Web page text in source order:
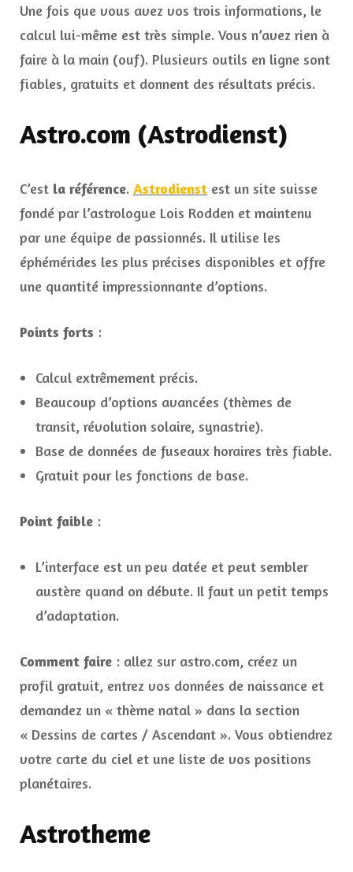
Une fois que vous avez vos trois informations, le
calcul lui-même est très simple. Vous n’avez rien à
faire à la main (ouf). Plusieurs outils en ligne sont
fiables, gratuits et donnent des résultats précis.
Astro.com (Astrodienst)
C’est la référence. Astrodienst est un site suisse
fondé par l’astrologue Lois Rodden et maintenu
par une équipe de passionnés. Il utilise les
éphémérides les plus précises disponibles et offre
une quantité impressionnante d’options.
Points forts :
Calcul extrêmement précis.
Beaucoup d’options avancées (thèmes de
transit, révolution solaire, synastrie).
Base de données de fuseaux horaires très fiable.
Gratuit pour les fonctions de base.
Point faible :
L’interface est un peu datée et peut sembler
austère quand on débute. Il faut un petit temps
d’adaptation.
Comment faire : allez sur astro.com, créez un
profil gratuit, entrez vos données de naissance et
demandez un « thème natal » dans la section
« Dessins de cartes / Ascendant ». Vous obtiendrez
votre carte du ciel et une liste de vos positions
planétaires.
Astrotheme